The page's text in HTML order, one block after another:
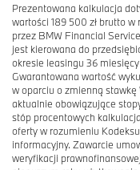
Prezentowana kalkulacja
wartości 189 500 zł brutto
przez BMW Financial
jest kierowana do
okresie leasingu 36
Gwarantowana wartość
w oparciu o zmienną stawkę
aktualnie obowiązujące
stóp procentowych
oferty w rozumieniu
informacyjny. Zawarcie
weryfikacji